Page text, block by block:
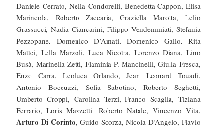
Daniele Cerrato, Nella Condorelli, Benedetta Cappon, Elisa
Marincola, Roberto Zaccaria, Graziella Marotta, Lelio
Grassucci, Nadia Ciancarini, Filippo Vendemmiati, Stefania
Pezzopane, Domenico D’Amati, Domenico Gallo, Rita
Mattei, Lella Marzoli, Luca Nicotra, Lorenzo Diana, Lino
Busà, Marinella Zetti, Flaminia P. Mancinelli, Giulia Fresca,
Enzo Carra, Leoluca Orlando, Jean Leonard Touadì,
Antonio Boccuzzi, Sofia Sabotino, Roberto Seghetti,
Umberto Croppi, Carolina Terzi, Franco Scaglia, Tiziana
Ferrario, Loris Mazzetti, Roberto Natale, Vincenzo Vita,
Arturo Di Corinto, Guido Scorza, Nicola D’Angelo, Flavio